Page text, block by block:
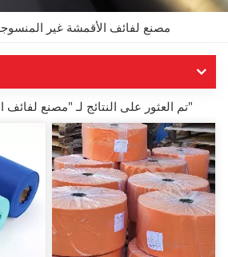
مصنع لفائف الأقمشة غير
2 تم العثور على النتائج لـ "مصنع لفائف الأقمشة غير المنسوجة"